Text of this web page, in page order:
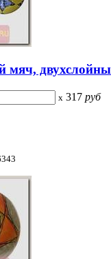
мяч,
x 317 руб